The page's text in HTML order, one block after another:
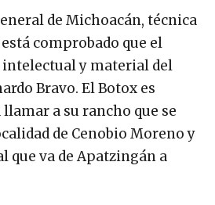
de Michoacán, técnica
comprobado que el
y material del
Bravo. El Botox es
a su rancho que se
de Cenobio Moreno y
que va de Apatzingán a